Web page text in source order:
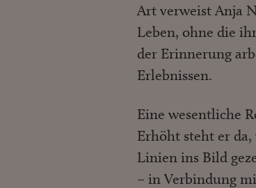
Art verweist Anja
Leben, ohne die
der Erinnerung
Erlebnissen.
Eine wesentliche
Erhöht steht er
Linien ins Bild
– in Verbindung